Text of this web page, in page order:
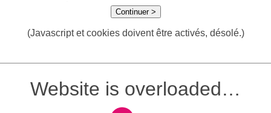
Continuer >
(Javascript et cookies doivent être activés, désolé.)
Website is overloaded…